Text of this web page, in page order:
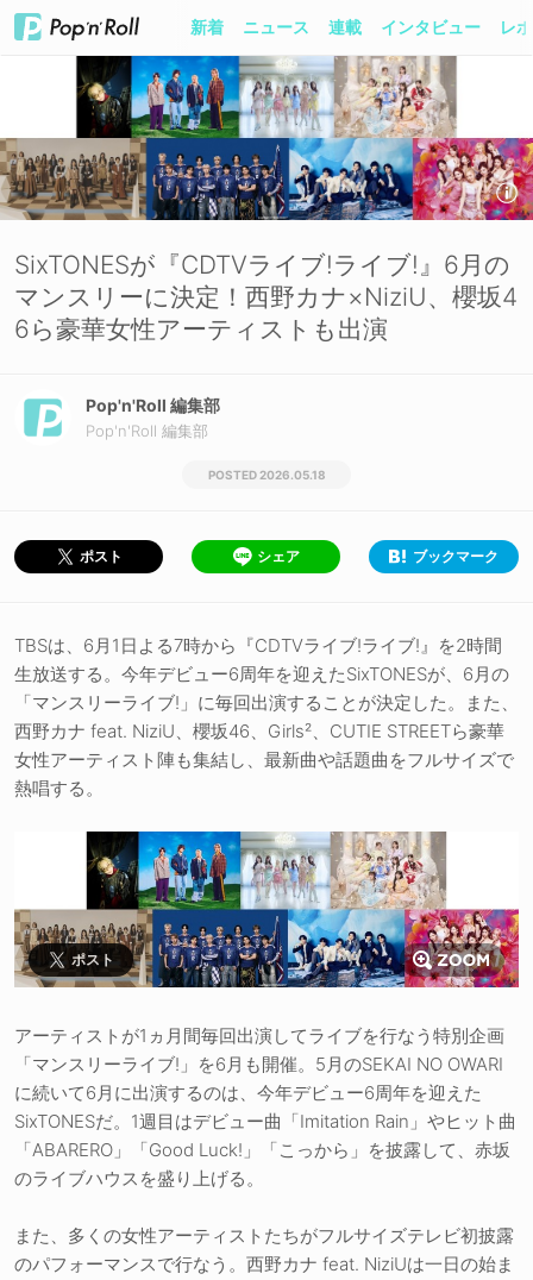
新着 ニュース 連載 インタビュー レ
SixTONESが『CDTVライブ!ライブ!』6月の
マンスリーに決定！西野カナ×NiziU、櫻坂4
6ら豪華女性アーティストも出演
Pop'n'Roll 編集部
Pop'n'Roll 編集部
2026.05.18
ポスト シェア ブックマーク
TBSは、6月1日よる7時から『CDTVライブ!ライブ!』を2時間
生放送する。今年デビュー6周年を迎えたSixTONESが、6月の
「マンスリーライブ!」に毎回出演することが決定した。また、
西野カナ feat. NiziU、櫻坂46、Girls²、CUTIE STREETら豪華
女性アーティスト陣も集結し、最新曲や話題曲をフルサイズで
熱唱する。
ポスト
アーティストが1ヵ月間毎回出演してライブを行なう特別企画
「マンスリーライブ!」を6月も開催。5月のSEKAI NO OWARI
に続いて6月に出演するのは、今年デビュー6周年を迎えた
SixTONESだ。1週目はデビュー曲「Imitation Rain」やヒット曲
「ABARERO」「Good Luck!」「こっから」を披露して、赤坂
のライブハウスを盛り上げる。
また、多くの女性アーティストたちがフルサイズテレビ初披露
のパフォーマンスで行なう。西野カナ feat. NiziUは一日の始ま